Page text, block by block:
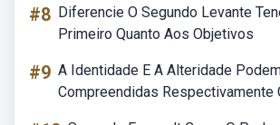
#8 Diferencie O Segundo Levante
Primeiro Quanto Aos Objetivos
#9 A Identidade E A Alteridade
Compreendidas Respectivamente